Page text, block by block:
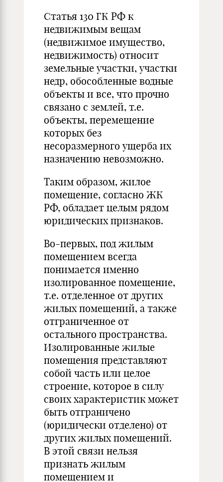
Статья 130 ГК РФ к
недвижимым вещам
(недвижимое имущество,
недвижимость) относит
земельные участки, участки
недр, обособленные водные
объекты и все, что прочно
связано с землей, т.е.
объекты, перемещение
которых без
несоразмерного ущерба их
назначению невозможно.
Таким образом, жилое
помещение, согласно ЖК
РФ, обладает целым рядом
юридических признаков.
Во-первых, под жилым
помещением всегда
понимается именно
изолированное помещение,
т.е. отделенное от других
жилых помещений, а также
отграниченное от
остального пространства.
Изолированные жилые
помещения представляют
собой часть или целое
строение, которое в силу
своих характеристик может
быть отграничено
(юридически отделено) от
других жилых помещений.
В этой связи нельзя
признать жилым
помещением и